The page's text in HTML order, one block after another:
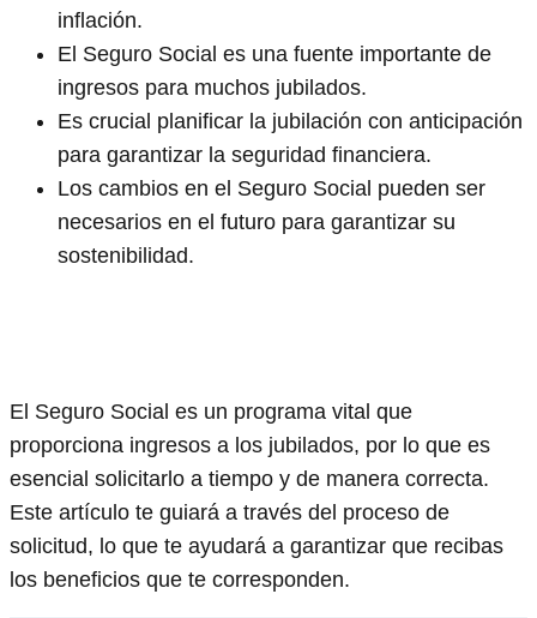
El Seguro Social es un programa vital que
proporciona ingresos a los jubilados, por lo que es
esencial solicitarlo a tiempo y de manera correcta.
Este artículo te guiará a través del proceso de
solicitud, lo que te ayudará a garantizar que recibas
los beneficios que te corresponden.
inflación.
El Seguro Social es una fuente importante de
ingresos para muchos jubilados.
Es crucial planificar la jubilación con anticipación
para garantizar la seguridad financiera.
Los cambios en el Seguro Social pueden ser
necesarios en el futuro para garantizar su
sostenibilidad.